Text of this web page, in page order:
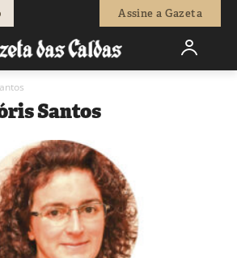
Assine a Gazeta
Santos